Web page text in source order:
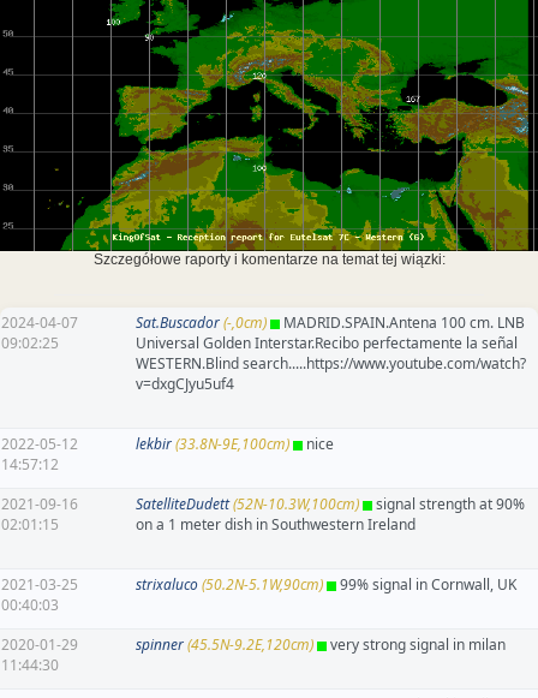
Szczegółowe raporty i komentarze na temat tej wiązki:
2024-04-07
09:02:25
Sat.Buscador(-,0cm)
MADRID.SPAIN.Antena 100 cm. LNB
Universal Golden Interstar.Recibo perfectamente la señal
WESTERN.Blind search.....https://www.youtube.com/watch?
v=dxgCJyu5uf4
2022-05-12
14:57:12
lekbir(33.8N-9E,100cm) nice
2021-09-16
02:01:15
SatelliteDudett(52N-10.3W,100cm)
signal strength at 90%
on a 1 meter dish in Southwestern Ireland
2021-03-25
00:40:03
strixaluco(50.2N-5.1W,90cm) 99% signal in Cornwall, UK
2020-01-29
11:44:30
spinner(45.5N-9.2E,120cm) very strong signal in milan